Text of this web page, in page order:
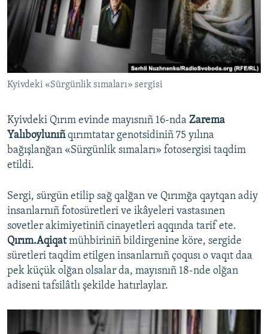
Русский
Українською
QOŞULIÑIZ!
RFE/RS bütün saytları
Kyivdeki «Sürgünlik sımaları» sergisi
Kyivdeki Qırım evinde mayısnıñ 16-nda Zarema
Yalıboylunıñqırımtatar genotsidiniñ 75 yılına
bağışlanğan «Sürgünlik sımaları» fotosergisi taqdim
etildi.
Sergi, sürgün etilip sağ qalğan ve Qırımğa qaytqan adiy
insanlarnıñ fotosüretleri ve ikâyeleri vastasınen
sovetler akimiyetiniñ cinayetleri aqqında tarif ete.
Qırım.Aqiqatmühbiriniñ bildirgenine köre, sergide
süretleri taqdim etilgen insanlarnıñ çoqusı o vaqıt daa
pek küçük olğan olsalar da, mayısnıñ 18-nde olğan
adiseni tafsilâtlı şekilde hatırlaylar.